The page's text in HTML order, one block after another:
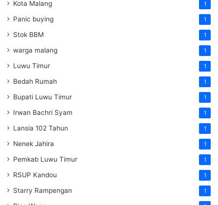
Kota Malang 1
Panic buying 1
Stok BBM 1
warga malang 1
Luwu Timur 1
Bedah Rumah 1
Bupati Luwu Timur 1
Irwan Bachri Syam 1
Lansia 102 Tahun 1
Nenek Jahira 1
Pemkab Luwu Timur 1
RSUP Kandou 1
Starry Rampengan 1